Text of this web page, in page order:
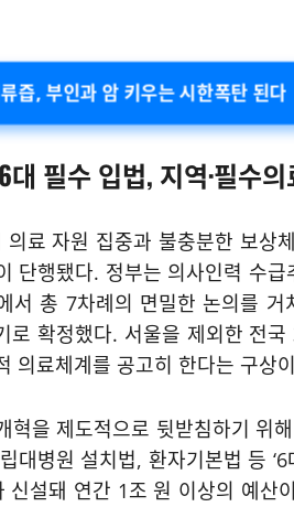
즙, 부인과 암 키우는 시한폭탄 된다
필수 입법, 지역·필수
의료 자원 집중과 불충분한 보상
단행됐다. 정부는 의사인력 수
서 총 7차례의 면밀한 논의를
로 확정했다. 서울을 제외한 전
의료체계를 공고히 한다는 구상
혁을 제도적으로 뒷받침하기 위
대병원 설치법, 환자기본법 등 ‘6
신설돼 연간 1조 원 이상의 예산